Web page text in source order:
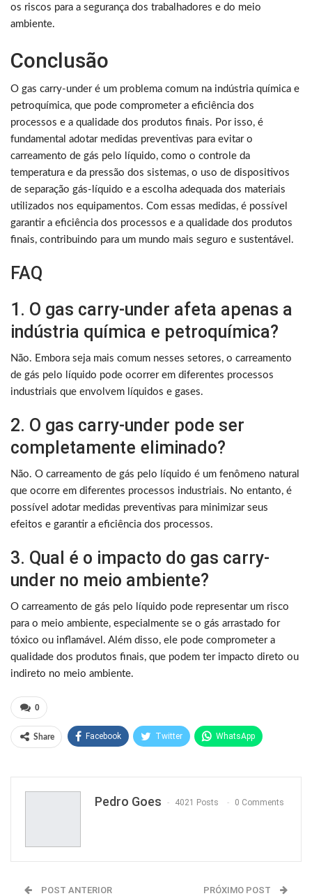
os riscos para a segurança dos trabalhadores e do meio
ambiente.
Conclusão
O gas carry-under é um problema comum na indústria química e
petroquímica, que pode comprometer a eficiência dos
processos e a qualidade dos produtos finais. Por isso, é
fundamental adotar medidas preventivas para evitar o
carreamento de gás pelo líquido, como o controle da
temperatura e da pressão dos sistemas, o uso de dispositivos
de separação gás-líquido e a escolha adequada dos materiais
utilizados nos equipamentos. Com essas medidas, é possível
garantir a eficiência dos processos e a qualidade dos produtos
finais, contribuindo para um mundo mais seguro e sustentável.
FAQ
1. O gas carry-under afeta apenas a
indústria química e petroquímica?
Não. Embora seja mais comum nesses setores, o carreamento
de gás pelo líquido pode ocorrer em diferentes processos
industriais que envolvem líquidos e gases.
2. O gas carry-under pode ser
completamente eliminado?
Não. O carreamento de gás pelo líquido é um fenômeno natural
que ocorre em diferentes processos industriais. No entanto, é
possível adotar medidas preventivas para minimizar seus
efeitos e garantir a eficiência dos processos.
3. Qual é o impacto do gas carry-
under no meio ambiente?
O carreamento de gás pelo líquido pode representar um risco
para o meio ambiente, especialmente se o gás arrastado for
tóxico ou inflamável. Além disso, ele pode comprometer a
qualidade dos produtos finais, que podem ter impacto direto ou
indireto no meio ambiente.
0
Share Facebook Twitter WhatsApp
Pedro Goes 4021 Posts 0 Comments
POST ANTERIOR PRÓXIMO POST